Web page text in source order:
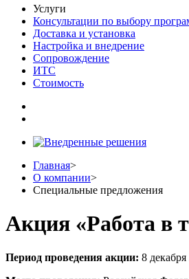
Услуги
Консультации по выбору
Доставка и установка
Настройка и внедрение
Сопровождение
ИТС
Стоимость
Главная>
О компании>
Специальные предложения
Акция «Работа в
Период проведения акции: 8